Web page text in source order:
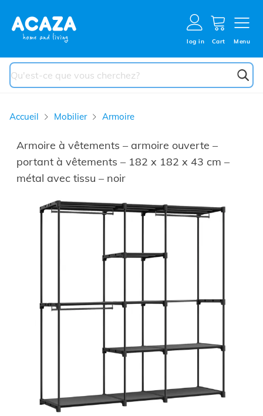
log in
Cart
Cart Menu
Accueil Mobilier Armoire
Armoire à vêtements – armoire ouverte –
portant à vêtements – 182 x 182 x 43 cm –
métal avec tissu – noir
Main image
Click to view image in fullscreen